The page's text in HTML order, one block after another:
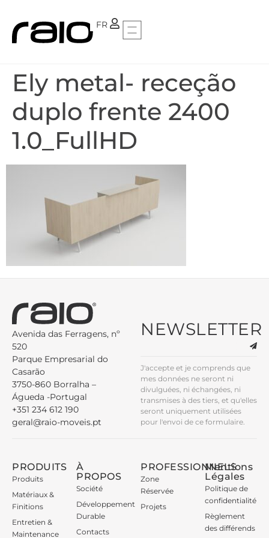
FR
PT
Ely metal- receção
duplo frente 2400
1.0_FullHD
Avenida das Ferragens, nº
520
Parque Empresarial do
Casarão
3750-860 Borralha –
Águeda -Portugal
+351 234 612 190
geral@raio-moveis.pt
NEWSLETTER
J'accepte et je comprends que
mes données ne seront ni
divulguées, ni échangées, ni
transmises à des tiers, et qu'elles
seront uniquement utilisées
pour l'envoi de ce formulaire.
PRODUITS
Produits
Matériaux &
Finitions
Entretien &
Maintenance
À
PROPOS
Société
Développement
Durable
Contacts
PROFESSIONNELS
Zone
Réservée
Projets
Mentions
Légales
Politique de
confidentialité
Règlement
des différends